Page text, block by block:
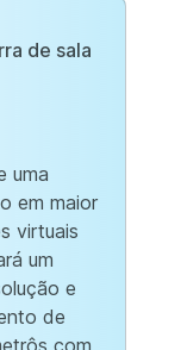
de sala
uma
em maior
virtuais
um
e
de
com